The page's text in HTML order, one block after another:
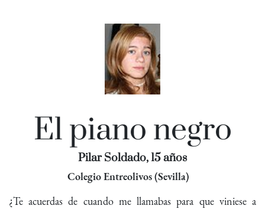
El piano negro
Pilar Soldado, 15 años
Colegio Entreolivos (Sevilla)
¿Te acuerdas de cuando me llamabas para que viniese a